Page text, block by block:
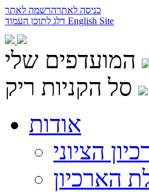
כניסה לאתרהרשמה לאתר
English Site
המועדפים שלי
סל הקניות ריק
אודות
הציוני
הארכיון